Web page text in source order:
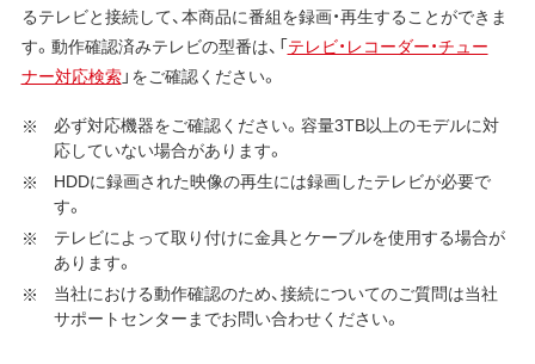
るテレビと接続して、本商品に番組を録画・再生することができま
す。動作確認済みテレビの型番は、「テレビ・レコーダー・チュー
ナー対応検索」をご確認ください。
必ず対応機器をご確認ください。容量3TB以上のモデルに対
応していない場合があります。
HDDに録画された映像の再生には録画したテレビが必要で
す。
テレビによって取り付けに金具とケーブルを使用する場合が
あります。
当社における動作確認のため、接続についてのご質問は当社
サポートセンターまでお問い合わせください。